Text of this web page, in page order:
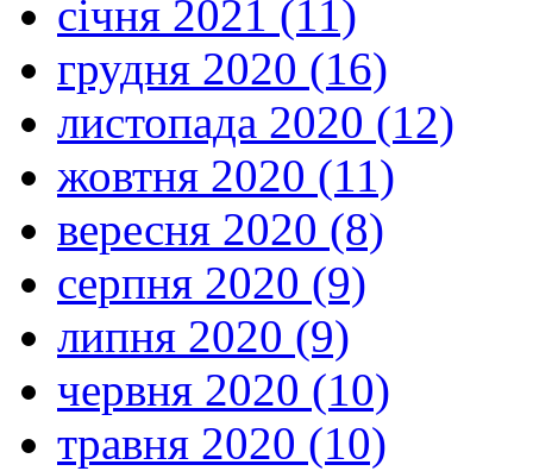
січня 2021 (11)
грудня 2020 (16)
листопада 2020 (12)
жовтня 2020 (11)
вересня 2020 (8)
серпня 2020 (9)
липня 2020 (9)
червня 2020 (10)
травня 2020 (10)